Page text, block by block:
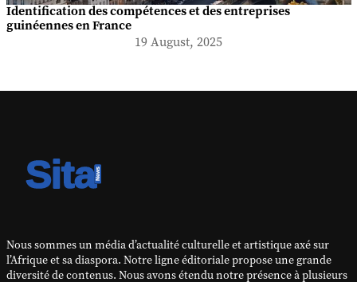
Identification des compétences et des entreprises
guinéennes en France
19 August, 2025
Nous sommes un média d’actualité culturelle et artistique axé sur
l’Afrique et sa diaspora. Notre ligne éditoriale propose une grande
diversité de contenus. Nous avons étendu notre présence à plusieurs